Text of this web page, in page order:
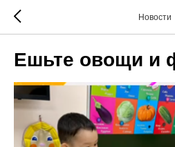
Новости
Ешьте овощи и